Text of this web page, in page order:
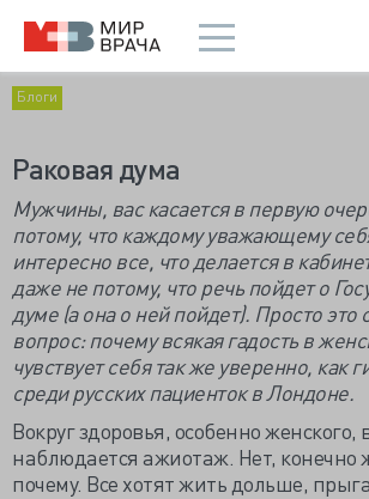
Блоги
Раковая дума
Мужчины, вас касается в первую
потому, что каждому уважающему
интересно все, что делается в
даже не потому, что речь пойдет о
думе (а она о ней пойдет). Просто это
вопрос: почему всякая гадость в
чувствует себя так же уверенно, как
среди русских пациенток в Лондоне.
Вокруг здоровья, особенно женского,
наблюдается ажиотаж. Нет, конечно
почему. Все хотят жить дольше,